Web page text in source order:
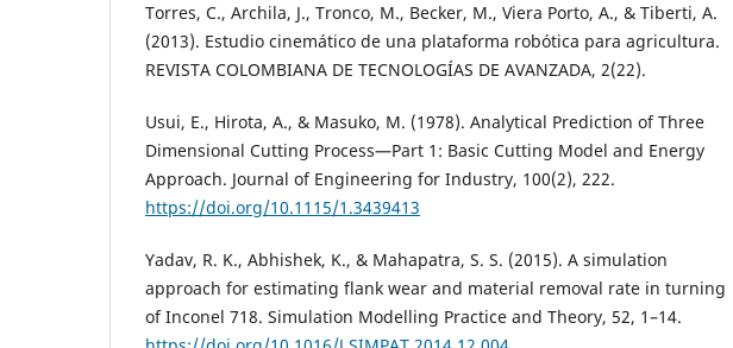
Torres, C., Archila, J., Tronco, M., Becker, M., Viera Porto, A., & Tiberti, A.
(2013). Estudio cinemático de una plataforma robótica para agricultura.
REVISTA COLOMBIANA DE TECNOLOGÍAS DE AVANZADA, 2(22).
Usui, E., Hirota, A., & Masuko, M. (1978). Analytical Prediction of Three
Dimensional Cutting Process—Part 1: Basic Cutting Model and Energy
Approach. Journal of Engineering for Industry, 100(2), 222.
https://doi.org/10.1115/1.3439413
Yadav, R. K., Abhishek, K., & Mahapatra, S. S. (2015). A simulation
approach for estimating flank wear and material removal rate in turning
of Inconel 718. Simulation Modelling Practice and Theory, 52, 1–14.